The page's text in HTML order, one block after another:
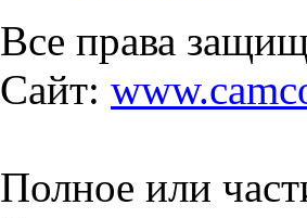
Все права
Сайт:
Полное или